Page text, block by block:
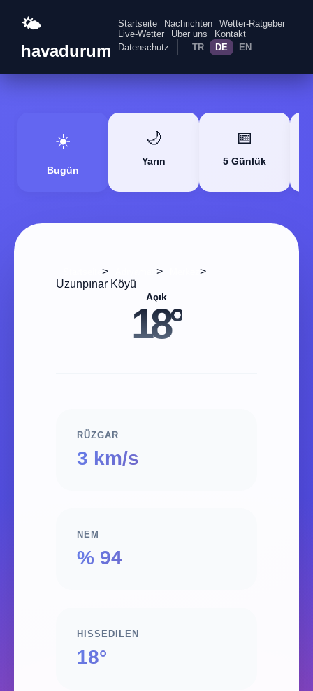
🌤️
havadurum
Startseite Nachrichten
Wetter-Ratgeber
Live-Wetter
Über uns
Kontakt
Datenschutz
TR DE EN
☀️
Bugün
🌙
Yarın
📅
5 Günlük
> >
>
Uzunpınar Köyü
Açık
18°
RÜZGAR
3 km/s
NEM
% 94
HISSEDILEN
18°